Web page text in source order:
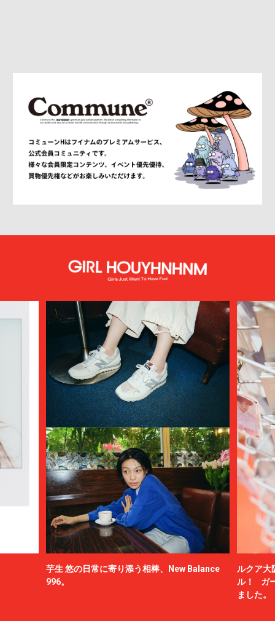
芋生 悠の日常に寄り添う相棒、New Balance
996。
ルクア大
ル！ ガ
ました。